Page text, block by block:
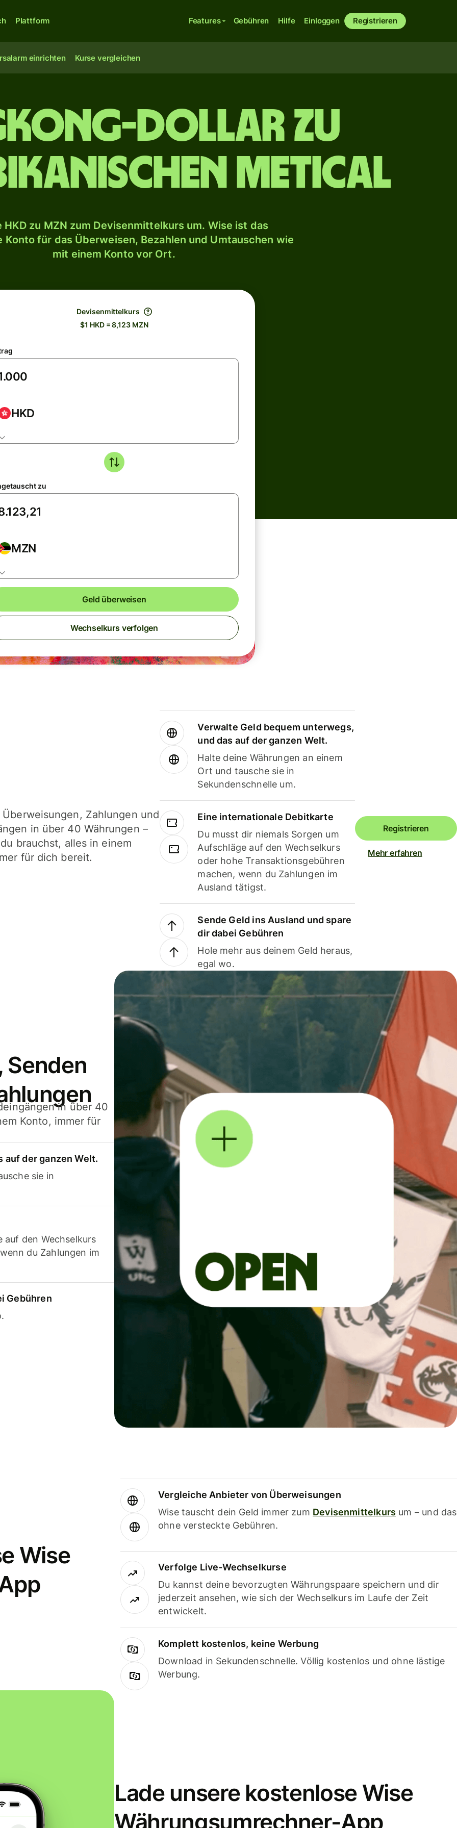
Plattform Features Gebühren Hilfe Einloggen Registrieren
einrichten Kurse vergleichen
Dollar zu
Metical
HKD zu MZN zum Devisenmittelkurs um. Wise ist das
Konto für das Überweisen, Bezahlen und Umtauschen wie
mit einem Konto vor Ort.
Devisenmittelkurs
$1 HKD = 8,123 MZN
HKD
zu
MZN
Geld überweisen
Wechselkurs verfolgen
Zahlungen und
in über 40 Währungen –
brauchst, alles in einem
für dich bereit.
Verwalte Geld bequem unterwegs,
und das auf der ganzen Welt.
Halte deine Währungen an einem
Ort und tausche sie in
Sekundenschnelle um.
Eine internationale Debitkarte
Du musst dir niemals Sorgen um
Aufschläge auf den Wechselkurs
oder hohe Transaktionsgebühren
machen, wenn du Zahlungen im
Ausland tätigst.
Sende Geld ins Ausland und spare
dir dabei Gebühren
Hole mehr aus deinem Geld heraus,
egal wo.
Registrieren
Mehr erfahren
Senden
in über 40
Konto, immer für
auf der ganzen Welt.
sie in
auf den Wechselkurs
du Zahlungen im
Gebühren
Wise
Vergleiche Anbieter von Überweisungen
Wise tauscht dein Geld immer zum Devisenmittelkurs um – und das
ohne versteckte Gebühren.
Verfolge Live-Wechselkurse
Du kannst deine bevorzugten Währungspaare speichern und dir
jederzeit ansehen, wie sich der Wechselkurs im Laufe der Zeit
entwickelt.
Komplett kostenlos, keine Werbung
Download in Sekundenschnelle. Völlig kostenlos und ohne lästige
Werbung.
Lade unsere kostenlose Wise
Währungsumrechner-App